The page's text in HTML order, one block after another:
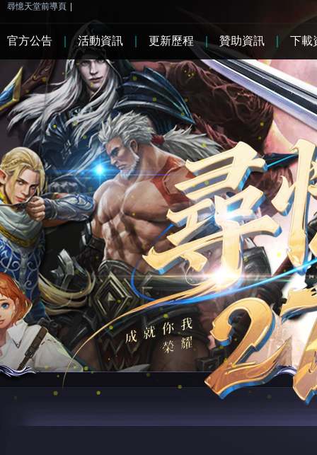
尋憶天堂前導頁